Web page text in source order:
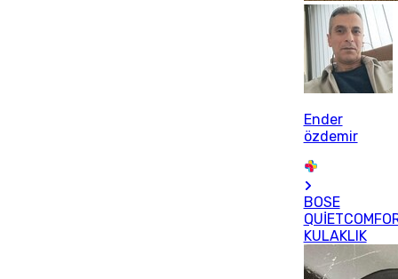
Ender
özdemir
BOSE
KULAKLIK